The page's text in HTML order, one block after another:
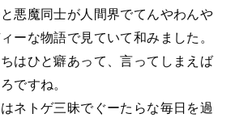
悪魔同士が人間界でてんやわんや
ーな物語で見ていて和みました。
はひと癖あって、言ってしまえば
ですね。
ネトゲ三昧でぐーたらな毎日を過